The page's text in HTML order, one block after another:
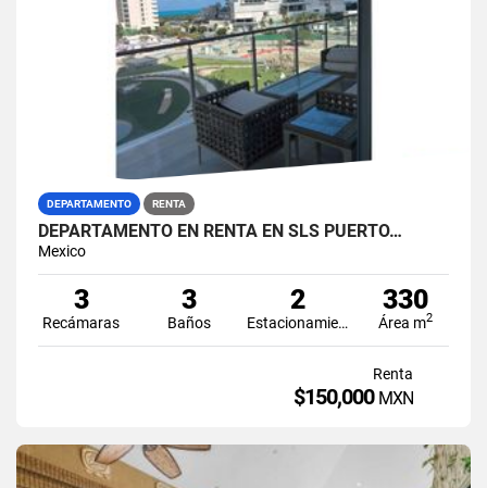
DEPARTAMENTO RENTA
DEPARTAMENTO EN RENTA EN SLS PUERTO…
Mexico
3
Recámaras
3
Baños
2
Estacionamiento
330
Área m2
Renta
$150,000 MXN